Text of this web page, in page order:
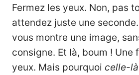
Fermez les yeux. Non, pas
attendez juste une seconde.
vous montre une image,
consigne. Et là, boum ! Une
yeux. Mais pourquoi celle-là